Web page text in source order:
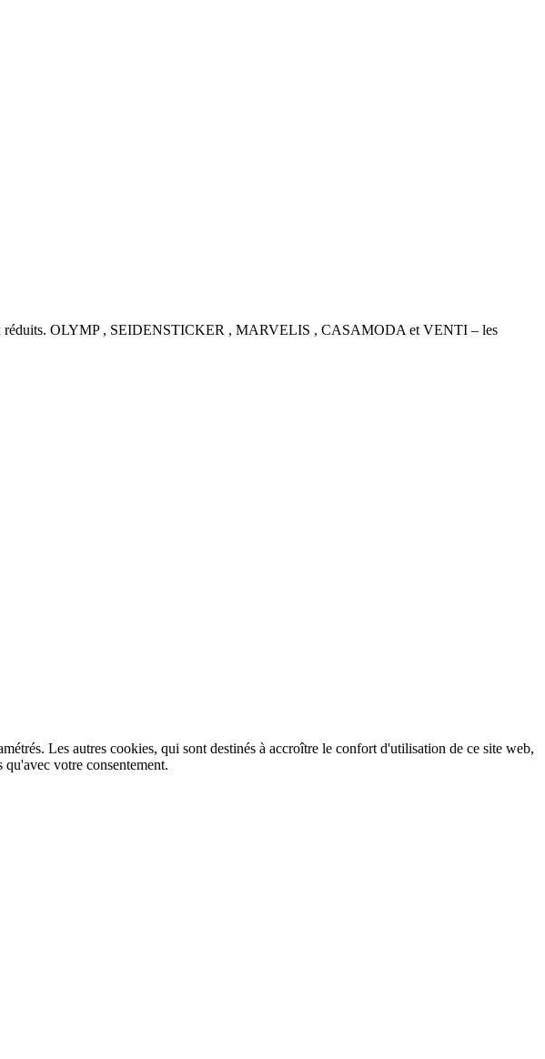
réduits. OLYMP , SEIDENSTICKER , MARVELIS , CASAMODA et VENTI – les
Les autres cookies, qui sont destinés à accroître le confort d'utilisation de ce site web,
votre consentement.